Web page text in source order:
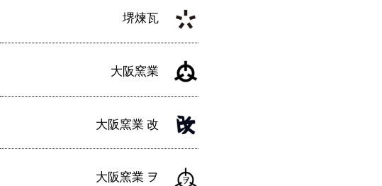
堺煉瓦
大阪窯業
大阪窯業 改
大阪窯業 ヲ